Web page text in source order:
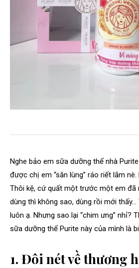
Nghe bảo em sữa dưỡng thể nhà
được chị em “săn lùng” ráo riết lắm
Thôi kệ, cứ quất một trước một em đã
dùng thì không sao, dùng rồi mới thấy…
luôn ạ. Nhưng sao lại “chim ưng” nhỉ?
sữa dưỡng thể Purite này của mình là
1. Đôi nét về thương